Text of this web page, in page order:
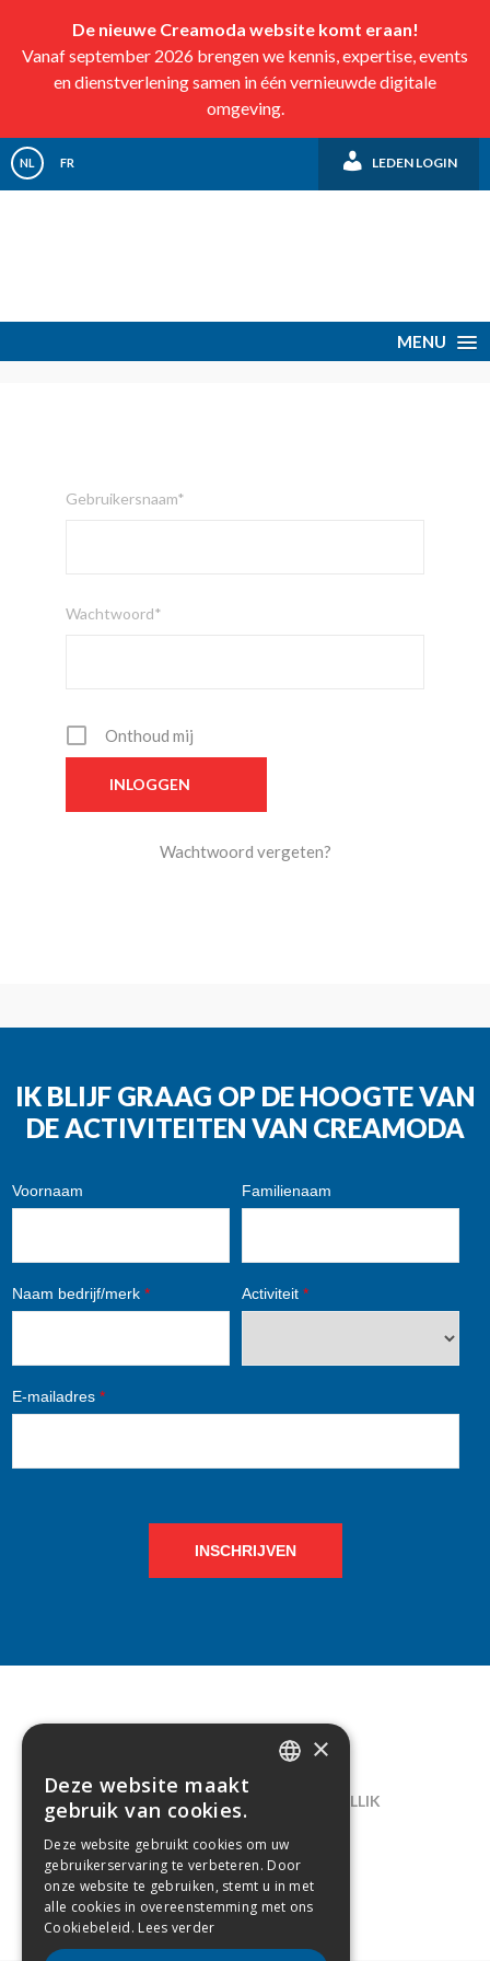
De nieuwe Creamoda website komt eraan!
Vanaf september 2026 brengen we kennis, expertise, events
en dienstverlening samen in één vernieuwde digitale
omgeving.
NL FR LEDEN LOGIN
MENU
Gebruikersnaam*
Wachtwoord*
Onthoud mij
Wachtwoord vergeten?
IK BLIJF GRAAG OP DE HOOGTE VAN
DE ACTIVITEITEN VAN CREAMODA
Voornaam Familienaam
Naam bedrijf/merk * Activiteit *
E-mailadres *
INSCHRIJVEN
CONTACT
LELIEGAARDE 22, B-1731 ZELLIK
02/238.10.11
INFO@CREAMODA.BE
BE0407.694.265
×
Deze website maakt
gebruik van cookies.
Deze website gebruikt cookies om uw
gebruikerservaring te verbeteren. Door
onze website te gebruiken, stemt u in met
alle cookies in overeenstemming met ons
Cookiebeleid. Lees verder